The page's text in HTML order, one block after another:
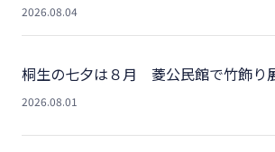
2026.08.04
桐生の七夕は８月 菱公民館で竹飾り
2026.08.01